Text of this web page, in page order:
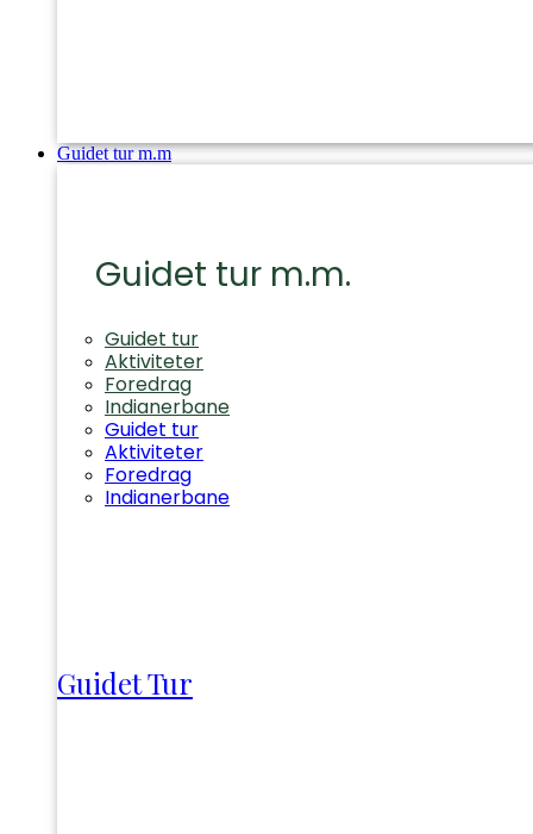
Guidet tur m.m
Guidet tur m.m.
Guidet tur
Aktiviteter
Foredrag
Indianerbane
Guidet tur
Aktiviteter
Foredrag
Indianerbane
Guidet Tur